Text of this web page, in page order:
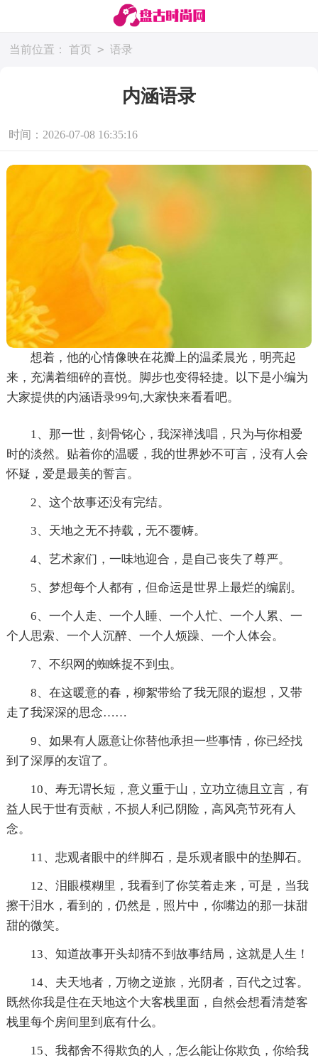
当前位置： 首页 > 语录
内涵语录
时间：2026-07-08 16:35:16
想着，他的心情像映在花瓣上的温柔晨光，明亮起
来，充满着细碎的喜悦。脚步也变得轻捷。以下是小编为
大家提供的内涵语录99句,大家快来看看吧。
1、那一世，刻骨铭心，我深禅浅唱，只为与你相爱
时的淡然。贴着你的温暖，我的世界妙不可言，没有人会
怀疑，爱是最美的誓言。
2、这个故事还没有完结。
3、天地之无不持载，无不覆帱。
4、艺术家们，一味地迎合，是自己丧失了尊严。
5、梦想每个人都有，但命运是世界上最烂的编剧。
6、一个人走、一个人睡、一个人忙、一个人累、一
个人思索、一个人沉醉、一个人烦躁、一个人体会。
7、不织网的蜘蛛捉不到虫。
8、在这暖意的春，柳絮带给了我无限的遐想，又带
走了我深深的思念……
9、如果有人愿意让你替他承担一些事情，你已经找
到了深厚的友谊了。
10、寿无谓长短，意义重于山，立功立德且立言，有
益人民于世有贡献，不损人利己阴险，高风亮节死有人
念。
11、悲观者眼中的绊脚石，是乐观者眼中的垫脚石。
12、泪眼模糊里，我看到了你笑着走来，可是，当我
擦干泪水，看到的，仍然是，照片中，你嘴边的那一抹甜
甜的微笑。
13、知道故事开头却猜不到故事结局，这就是人生！
14、夫天地者，万物之逆旅，光阴者，百代之过客。
既然你我是住在天地这个大客栈里面，自然会想看清楚客
栈里每个房间里到底有什么。
15、我都舍不得欺负的人，怎么能让你欺负，你给我